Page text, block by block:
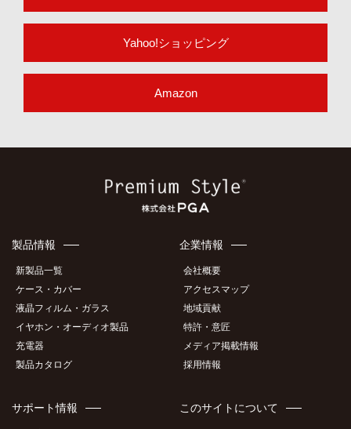
Yahoo!ショッピング
Amazon
製品情報
新製品一覧
ケース・カバー
液晶フィルム・ガラス
イヤホン・オーディオ製品
充電器
製品カタログ
企業情報
会社概要
アクセスマップ
地域貢献
特許・意匠
メディア掲載情報
採用情報
サポート情報 このサイトについて